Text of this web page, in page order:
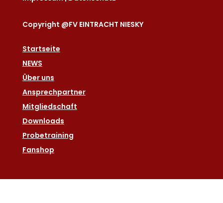
Copyright @FV EINTRACHT NIESKY
Startseite
NEWS
Über uns
Ansprechpartner
Mitgliedschaft
Downloads
Probetraining
Fanshop